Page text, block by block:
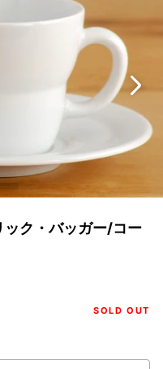
ク・バッガー/コー
SOLD OUT